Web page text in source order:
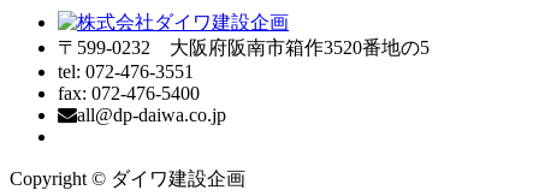
〒599-0232 大阪府阪南市箱作3520番地の5
tel: 072-476-3551
fax: 072-476-5400
all@dp-daiwa.co.jp
Copyright © ダイワ建設企画